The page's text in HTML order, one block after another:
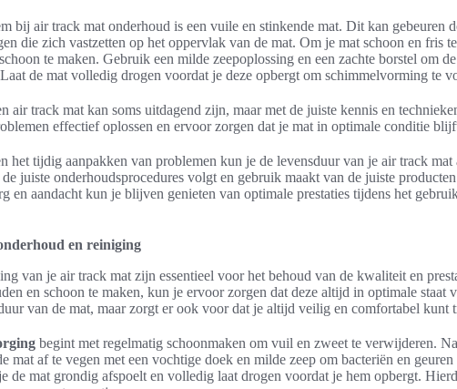
bij air track mat onderhoud is een vuile en stinkende mat. Dit kan gebeuren
die zich vastzetten op het oppervlak van de mat. Om je mat schoon en fris
te maken. Gebruik een milde zeepoplossing en een zachte borstel om
de mat volledig drogen voordat je deze opbergt om schimmelvorming te
air track mat kan soms uitdagend zijn, maar met de juiste kennis en
effectief oplossen en ervoor zorgen dat je mat in optimale conditie
het tijdig aanpakken van problemen kun je de levensduur van je air track
juiste onderhoudsprocedures volgt en gebruik maakt van de juiste
en aandacht kun je blijven genieten van optimale prestaties tijdens het
en reiniging
van je air track mat zijn essentieel voor het behoud van de kwaliteit en
en schoon te maken, kun je ervoor zorgen dat deze altijd in optimale staat
van de mat, maar zorgt er ook voor dat je altijd veilig en comfortabel kunt
begint met regelmatig schoonmaken om vuil en zweet te verwijderen.
mat af te vegen met een vochtige doek en milde zeep om bacteriën en geuren
de mat grondig afspoelt en volledig laat drogen voordat je hem opbergt.